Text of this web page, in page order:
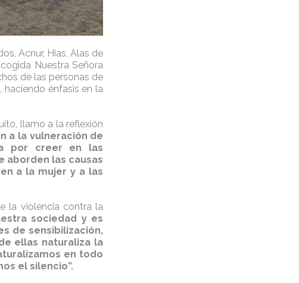
Acnur, Hias, Alas de
Nuestra Señora
de las personas de
énfasis en la
llamo a la reflexión
a la vulneración de
por creer en las
aborden las causas
a la mujer y a las
la violencia contra la
sociedad y es
de sensibilización,
ellas naturaliza la
en todo
el silencio”.